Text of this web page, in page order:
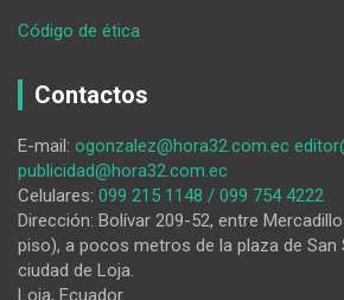
Código de ética
a
calles
‘por
un
Vilcabamba
seguro’
Contactos
E-mail: ogonzalez@hora32.com.ec
publicidad@hora32.com.ec
Celulares: 099 215 1148 / 099 754 4222
Dirección: Bolívar 209-52, entre
piso), a pocos metros de la plaza de San
ciudad de Loja.
Loja, Ecuador